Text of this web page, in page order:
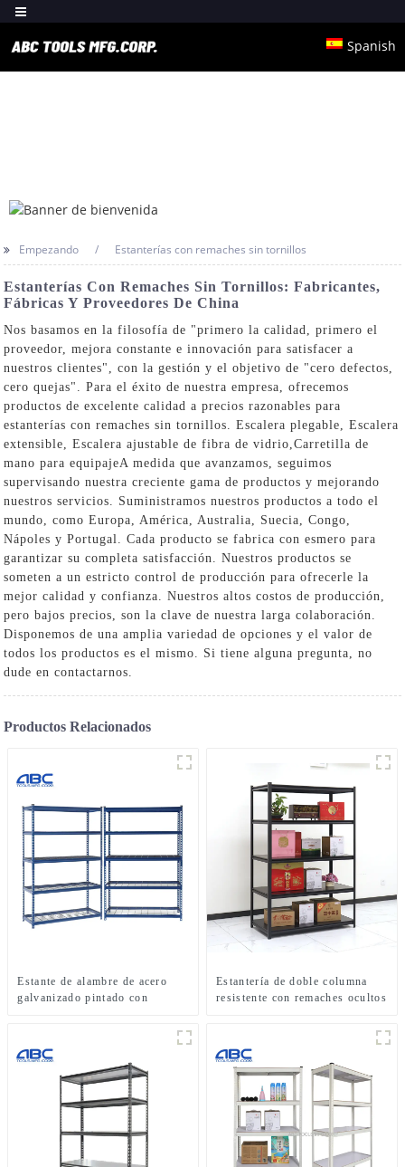
Spanish
Empezando Estanterías con remaches sin tornillos
Estanterías Con Remaches Sin Tornillos: Fabricantes,
Fábricas Y Proveedores De China
Nos basamos en la filosofía de "primero la calidad, primero el
proveedor, mejora constante e innovación para satisfacer a
nuestros clientes", con la gestión y el objetivo de "cero defectos,
cero quejas". Para el éxito de nuestra empresa, ofrecemos
productos de excelente calidad a precios razonables para
estanterías con remaches sin tornillos.Escalera plegable ,Escalera
extensible ,Escalera ajustable de fibra de vidrio ,Carretilla de
mano para equipajeA medida que avanzamos, seguimos
supervisando nuestra creciente gama de productos y mejorando
nuestros servicios. Suministramos nuestros productos a todo el
mundo, como Europa, América, Australia, Suecia, Congo,
Nápoles y Portugal. Cada producto se fabrica con esmero para
garantizar su completa satisfacción. Nuestros productos se
someten a un estricto control de producción para ofrecerle la
mejor calidad y confianza. Nuestros altos costos de producción,
pero bajos precios, son la clave de nuestra larga colaboración.
Disponemos de una amplia variedad de opciones y el valor de
todos los productos es el mismo. Si tiene alguna pregunta, no
dude en contactarnos.
Productos Relacionados
Estante de alambre de acero
galvanizado pintado con
de ancho x 18″ de profundidad
x 72″ de alto con 5 estantes
Estantería de doble columna
resistente con remaches ocultos